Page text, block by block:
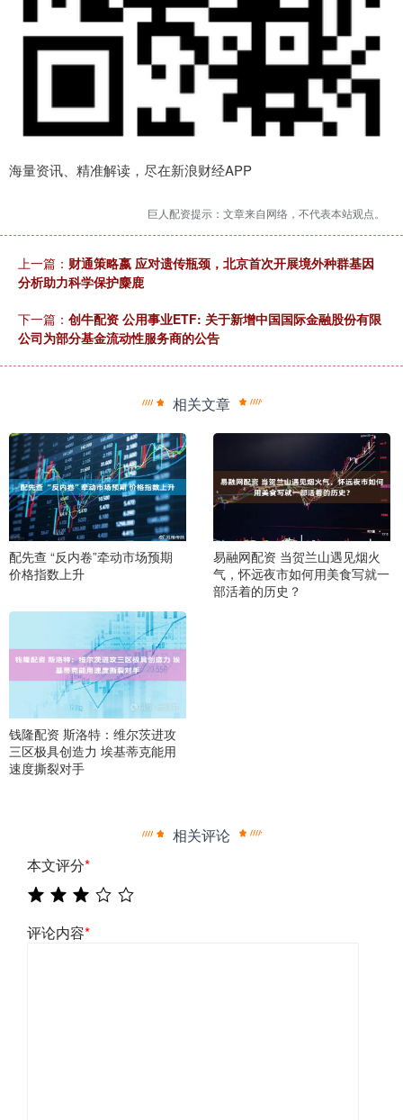
海量资讯、精准解读，尽在新浪财经APP
巨人配资提示：文章来自网络，不代表本站观点。
上一篇： 财通策略嬴 应对遗传瓶颈，北京首次开展境外种群基因
分析助力科学保护麋鹿
下一篇： 创牛配资 公用事业ETF: 关于新增中国国际金融股份有限
公司为部分基金流动性服务商的公告
相关文章
配先查 “反内卷”牵动市场预期
价格指数上升
易融网配资 当贺兰山遇见烟火
气，怀远夜市如何用美食写就一
部活着的历史？
钱隆配资 斯洛特：维尔茨进攻
三区极具创造力 埃基蒂克能用
速度撕裂对手
相关评论
本文评分*
评论内容*